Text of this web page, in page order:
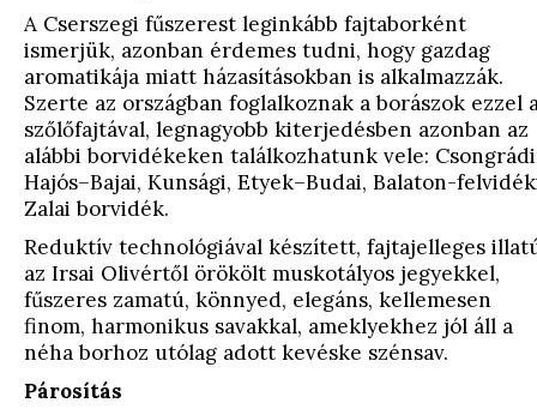
A Cserszegi fűszerest leginkább fajtaborként
ismerjük, azonban érdemes tudni, hogy gazdag
aromatikája miatt házasításokban is alkalmazzák.
Szerte az országban foglalkoznak a borászok ezzel
szőlőfajtával, legnagyobb kiterjedésben azonban az
alábbi borvidékeken találkozhatunk vele:
Hajós–Bajai, Kunsági, Etyek–Budai, Balaton-
Zalai borvidék.
Reduktív technológiával készített, fajtajelleges
az Irsai Olivértől örökölt muskotályos jegyekkel,
fűszeres zamatú, könnyed, elegáns, kellemesen
finom, harmonikus savakkal, ameklyekhez jól áll a
néha borhoz utólag adott kevéske szénsav.
Párosítás